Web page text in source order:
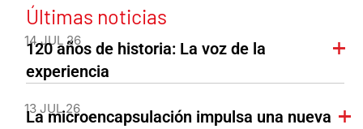
Últimas noticias
14 JUL 26
120 años de historia: La voz de la
experiencia
13 JUL 26
La microencapsulación impulsa una nueva